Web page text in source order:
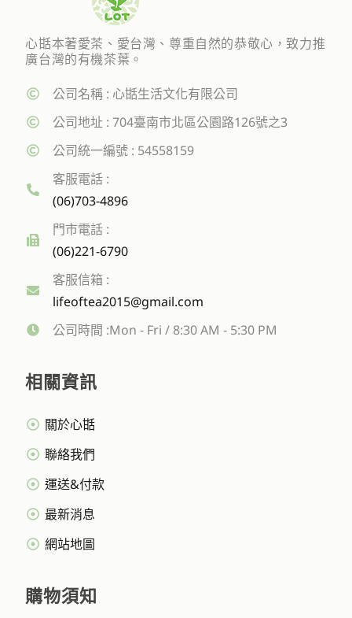
心甛本著愛茶、愛台灣、尊重自然的恭敬心，致力推
廣台灣的有機茶葉。
公司名稱 : 心甛生活文化有限公司
公司地址 : 704臺南市北區公園路126號之3
公司統一編號 : 54558159
客服電話 :
(06)703-4896
門市電話 :
(06)221-6790
客服信箱 :
lifeoftea2015@gmail.com
公司時間 :Mon - Fri / 8:30 AM - 5:30 PM
相關資訊
關於心甛
聯絡我們
運送&付款
最新消息
網站地圖
購物須知